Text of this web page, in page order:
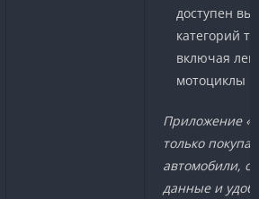
доступен
категорий
включая
мотоциклы
Приложение
только
автомобили,
данные и